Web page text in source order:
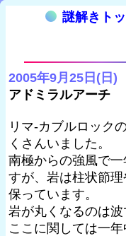
謎解きト
2005年9月25日(日)
アドミラルアーチ
リマ-カブルロック
くさんいました。
南極からの強風で
すが、岩は柱状節
保っています。
岩が丸くなるのは波
ここに関しては一